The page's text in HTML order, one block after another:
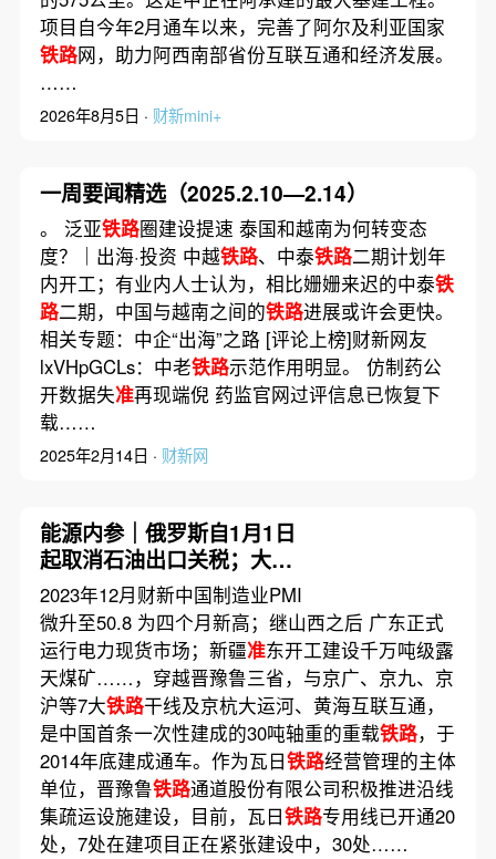
项目自今年2月通车以来，完善了阿尔及利亚国家
铁路网，助力阿西南部省份互联互通和经济发展。
……
2026年8月5日 · 财新mini+
一周要闻精选（2025.2.10—2.14）
。 泛亚铁路圈建设提速 泰国和越南为何转变态
度？｜出海·投资 中越铁路、中泰铁路二期计划年
内开工；有业内人士认为，相比姗姗来迟的中泰铁
路二期，中国与越南之间的铁路进展或许会更快。
相关专题：中企“出海”之路 [评论上榜]财新网友
lxVHpGCLs：中老铁路示范作用明显。 仿制药公
开数据失准再现端倪 药监官网过评信息已恢复下
载……
2025年2月14日 · 财新网
能源内参｜俄罗斯自1月1日
起取消石油出口关税；大众
安徽工厂正式投产 首款电动
汽车将出口欧洲
2023年12月财新中国制造业PMI
微升至50.8 为四个月新高；继山西之后 广东正式
运行电力现货市场；新疆准东开工建设千万吨级露
天煤矿……，穿越晋豫鲁三省，与京广、京九、京
沪等7大铁路干线及京杭大运河、黄海互联互通，
是中国首条一次性建成的30吨轴重的重载铁路，于
2014年底建成通车。作为瓦日铁路经营管理的主体
单位，晋豫鲁铁路通道股份有限公司积极推进沿线
集疏运设施建设，目前，瓦日铁路专用线已开通20
处，7处在建项目正在紧张建设中，30处……